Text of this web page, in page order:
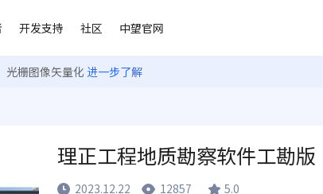
开发支持 社区 中望官网
光栅图像矢量化 进一步了解
理正工程地质勘察软件工勘版
2023.12.22
12857
5.0